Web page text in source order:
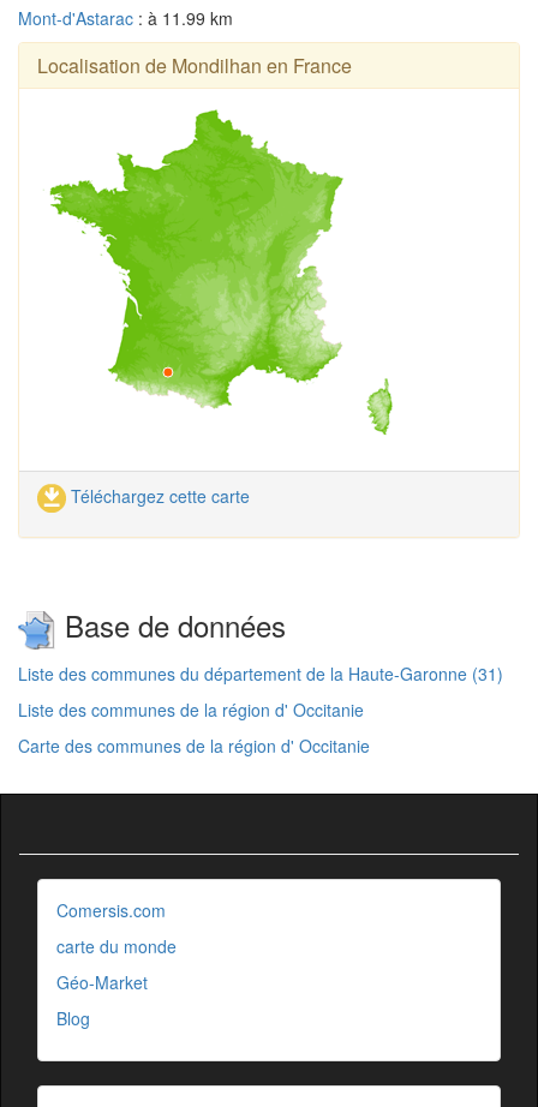
Mont-d'Astarac : à 11.99 km
Localisation de Mondilhan en France
Téléchargez cette carte
Base de données
Liste des communes du département de la Haute-Garonne (31)
Liste des communes de la région d' Occitanie
Carte des communes de la région d' Occitanie
Comersis.com
carte du monde
Géo-Market
Blog